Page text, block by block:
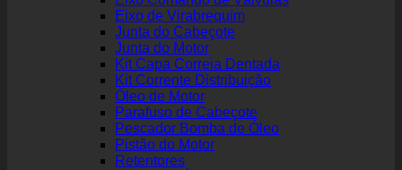
Eixo de Virabrequim
Junta do Cabeçote
Junta do Motor
Kit Capa Correia Dentada
Kit Corrente Distribuição
Óleo de Motor
Parafuso de Cabeçote
Pescador Bomba de Óleo
Pistão do Motor
Retentores